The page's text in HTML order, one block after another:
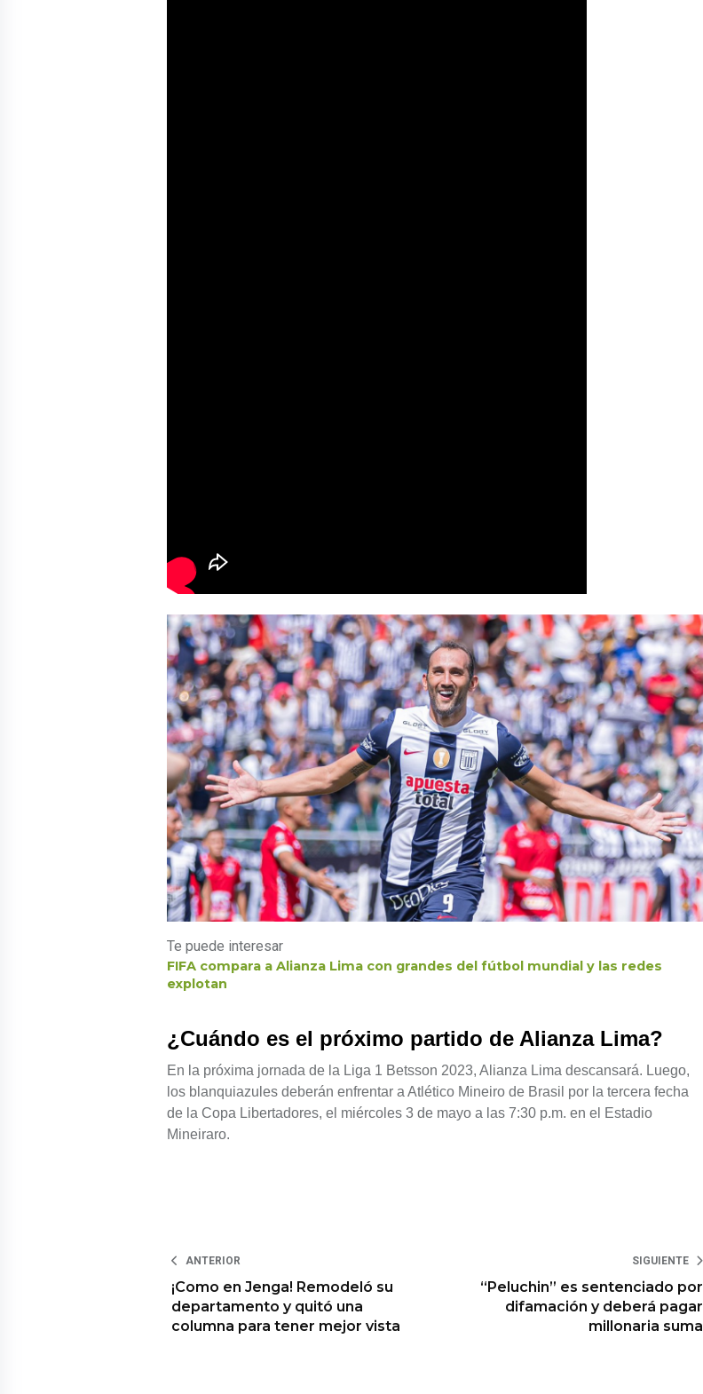
Te puede interesar
FIFA compara a Alianza Lima con grandes del fútbol mundial y las redes
explotan
¿Cuándo es el próximo partido de Alianza Lima?
En la próxima jornada de la Liga 1 Betsson 2023, Alianza Lima descansará. Luego,
los blanquiazules deberán enfrentar a Atlético Mineiro de Brasil por la tercera fecha
de la Copa Libertadores, el miércoles 3 de mayo a las 7:30 p.m. en el Estadio
Mineiraro.
ANTERIOR
¡Como en Jenga! Remodeló su
departamento y quitó una
columna para tener mejor vista
SIGUIENTE
“Peluchin” es sentenciado por
difamación y deberá pagar
millonaria suma